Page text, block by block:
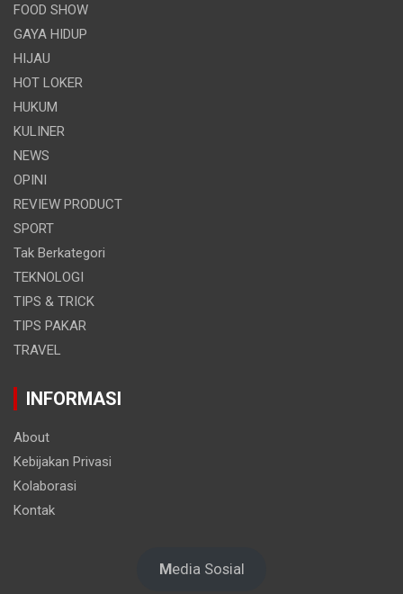
FOOD SHOW
GAYA HIDUP
HIJAU
HOT LOKER
HUKUM
KULINER
NEWS
OPINI
REVIEW PRODUCT
SPORT
Tak Berkategori
TEKNOLOGI
TIPS & TRICK
TIPS PAKAR
TRAVEL
INFORMASI
About
Kebijakan Privasi
Kolaborasi
Kontak
Media Sosial